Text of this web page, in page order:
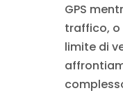
GPS
traffico, o
limite di